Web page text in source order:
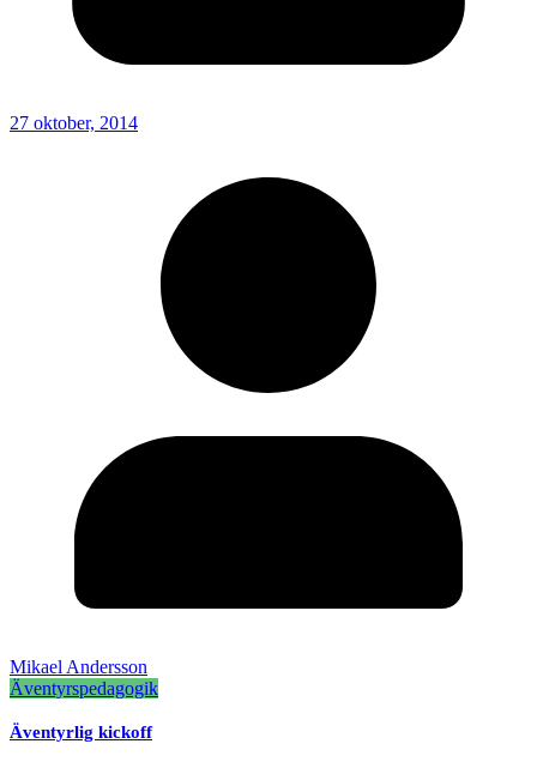
27 oktober, 2014
Mikael Andersson
Äventyrspedagogik
Äventyrlig kickoff